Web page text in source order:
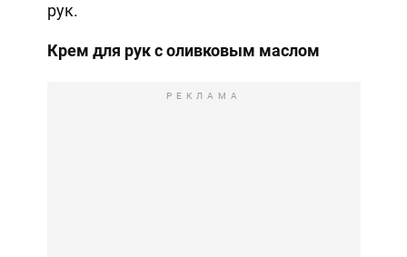
рук.
Крем для рук с оливковым маслом
РЕКЛАМА